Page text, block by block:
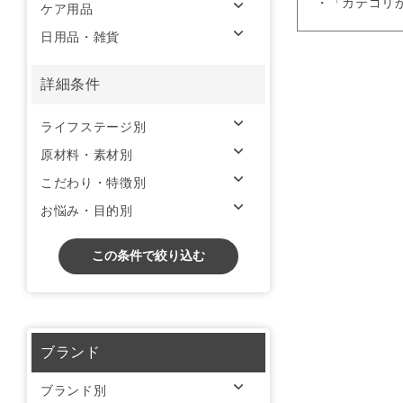
ケア用品
日用品・雑貨
詳細条件
ライフステージ別
原材料・素材別
こだわり・特徴別
お悩み・目的別
この条件で絞り込む
ブランド
ブランド別